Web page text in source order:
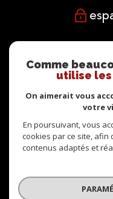
Comme
utilise
On aimerait vous
votre
En poursuivant, vous
cookies par ce site, afin
contenus adaptés et